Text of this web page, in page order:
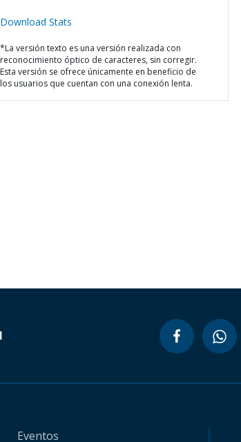
Download Stats
*La versión texto es una versión realizada con
reconocimiento óptico de caracteres, sin corregir.
Esta versión se ofrece únicamente en beneficio de
los usuarios que cuentan con una conexión lenta.
Eventos